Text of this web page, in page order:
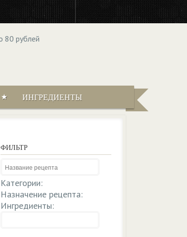
ИНГРЕДИЕНТЫ
ФИЛЬТР
Категории:
Назначение рецепта:
Ингредиенты: